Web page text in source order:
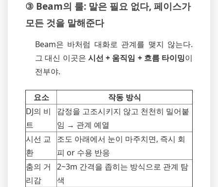
③ Beam의 룰: 말은 필요 없다, 페이스가
모든 것을 말해준다
Beam은 바처럼 대화로 관계를 맺지 않는다.
그 대신 이곳은 시선 + 움직임 + 흐름 타이밍이
전부야.
요소
작동 방식
DJ의 비
트
감정을 고조시키지 않고 천천히 밀어붙
임 → 관계 예열
시선 교
환
조도 아래에서 눈이 마주치면, 즉시 회
피 or 수용 반응
춤의 거
리감
2~3m 간격을 좁히는 방식으로 관계 탐
색